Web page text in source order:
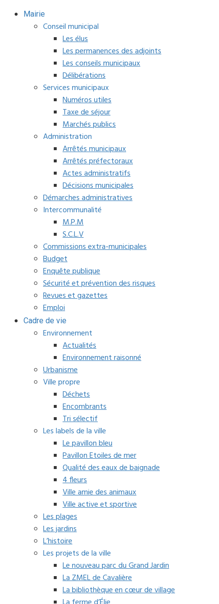
Mairie
Conseil municipal
Les élus
Les permanences des adjoints
Les conseils municipaux
Délibérations
Services municipaux
Numéros utiles
Taxe de séjour
Marchés publics
Administration
Arrêtés municipaux
Arrêtés préfectoraux
Actes administratifs
Décisions municipales
Démarches administratives
Intercommunalité
M.P.M
S.C.L.V
Commissions extra-municipales
Budget
Enquête publique
Sécurité et prévention des risques
Revues et gazettes
Emploi
Cadre de vie
Environnement
Actualités
Environnement raisonné
Urbanisme
Ville propre
Déchets
Encombrants
Tri sélectif
Les labels de la ville
Le pavillon bleu
Pavillon Etoiles de mer
Qualité des eaux de baignade
4 fleurs
Ville amie des animaux
Ville active et sportive
Les plages
Les jardins
L’histoire
Les projets de la ville
Le nouveau parc du Grand Jardin
La ZMEL de Cavalière
La bibliothèque en cœur de village